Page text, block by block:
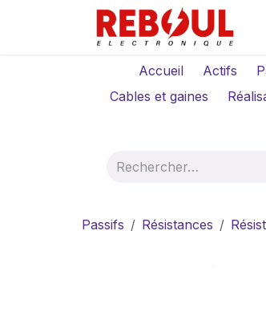
Se rendre au contenu
Accueil Actifs
Cables et gaines
Passifs Résistances